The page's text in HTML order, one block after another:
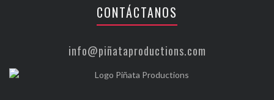
CONTÁCTANOS
info@piñataproductions.com